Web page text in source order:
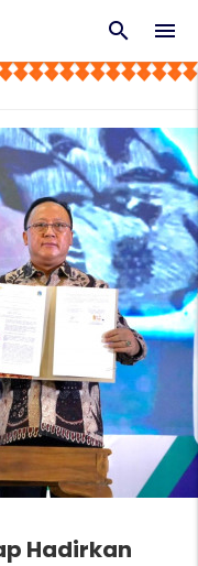
menu
search
Hadirkan